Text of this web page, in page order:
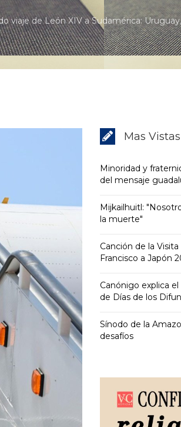
viaje de León XIV a Sudamérica:
Mas Vistas
Minoridad y
del mensaje
Mijkailhuitl:
la muerte"
Canción de la
Francisco a Japón
Canónigo explica
de Días de los
Sínodo de la
desafíos